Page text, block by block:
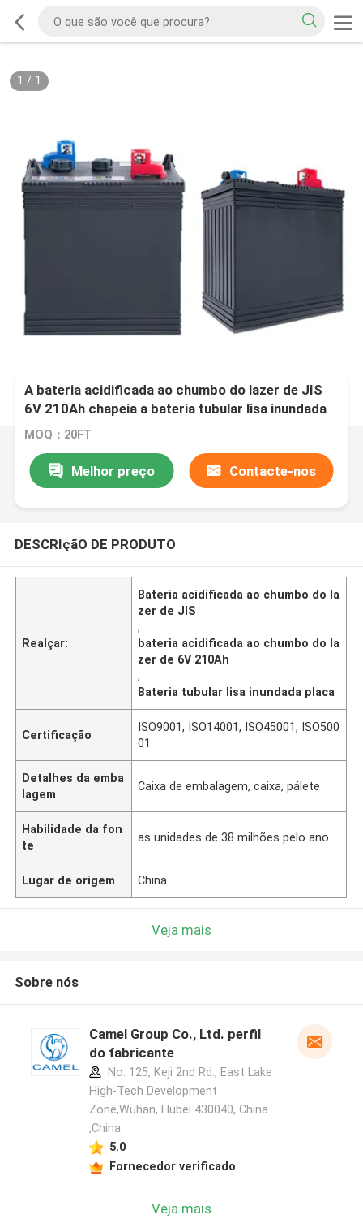
1 / 1
A bateria acidificada ao chumbo do lazer de JIS
6V 210Ah chapeia a bateria tubular lisa inundada
MOQ：20FT
Melhor preço Contacte-nos
DESCRIçãO DE PRODUTO
Realçar:
Bateria acidificada ao chumbo do la
zer de JIS
,
bateria acidificada ao chumbo do la
zer de 6V 210Ah
,
Bateria tubular lisa inundada placa
Certificação
ISO9001, ISO14001, ISO45001, ISO500
01
Detalhes da emba
lagem
Caixa de embalagem, caixa, pálete
Habilidade da fon
te
as unidades de 38 milhões pelo ano
Lugar de origem China
Veja mais
Sobre nós
Camel Group Co., Ltd. perfil
do fabricante
No. 125, Keji 2nd Rd., East Lake
High-Tech Development
Zone,Wuhan, Hubei 430040, China
,China
5.0
Fornecedor verificado
Veja mais